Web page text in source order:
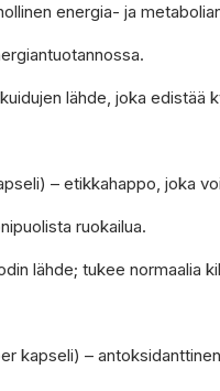
energia- ja
lähde, joka edistää
– etikkahappo, joka
ruokailua.
lähde; tukee normaalia
kapseli) –